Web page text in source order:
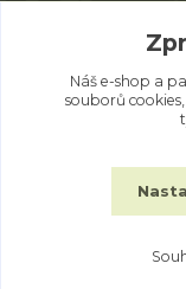
(Po-Pá 9:00-
Náš e-shop a
souborů